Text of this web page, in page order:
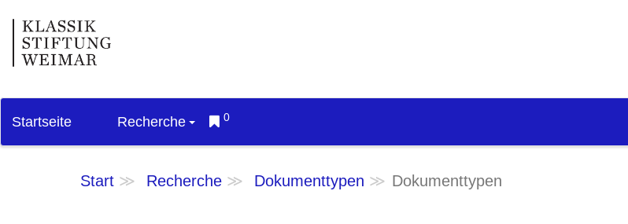
Startseite Recherche 0
Start Recherche Dokumenttypen Dokumenttypen